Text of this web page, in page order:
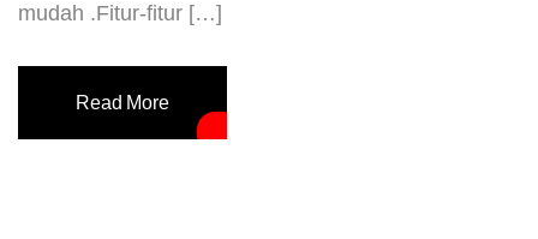
mudah .Fitur-fitur […]
Read More